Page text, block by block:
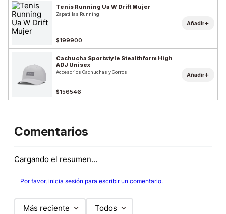
Tenis Running Ua W Drift Mujer
Zapatillas Running
$199900
Añadir+
Cachucha Sportstyle Stealthform High
ADJ Unisex
Accesorios Cachuchas y Gorros
$156546
Añadir+
Comentarios
Cargando el resumen…
Por favor, inicia sesión para escribir un comentario.
Más reciente Todos